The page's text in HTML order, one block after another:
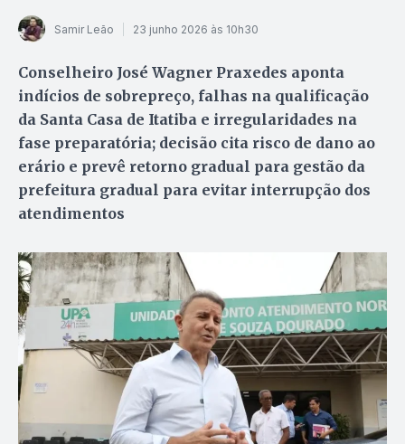
Samir Leão 23 junho 2026 às 10h30
Conselheiro José Wagner Praxedes aponta
indícios de sobrepreço, falhas na qualificação
da Santa Casa de Itatiba e irregularidades na
fase preparatória; decisão cita risco de dano ao
erário e prevê retorno gradual para gestão da
prefeitura gradual para evitar interrupção dos
atendimentos